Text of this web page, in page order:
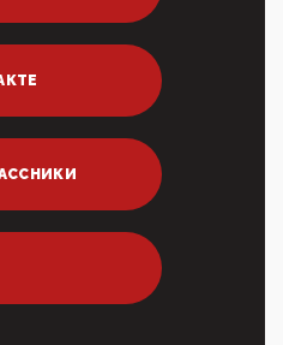
это первый шаг из
ИНН при любых
менеджменту в 15
2025 года превысило 63
вальяжно сообщил,
не наносить удары по